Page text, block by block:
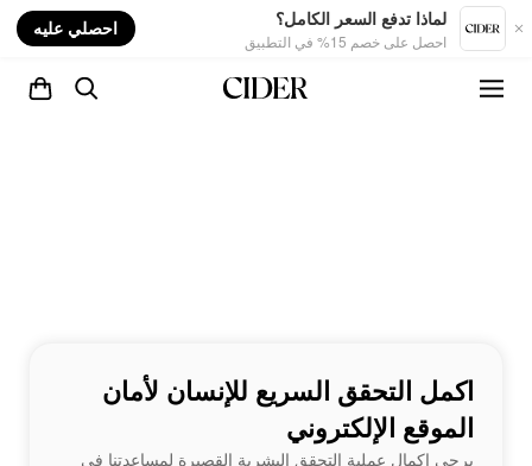
لماذا تدفع السعر الكامل؟
احصل على خصم 15% في التطبيق
احصلي عليه
اكمل التحقق السريع للإنسان لأمان
الموقع الإلكتروني
يرجى إكمال عملية التحقق البشرية القصيرة لمساعدتنا في